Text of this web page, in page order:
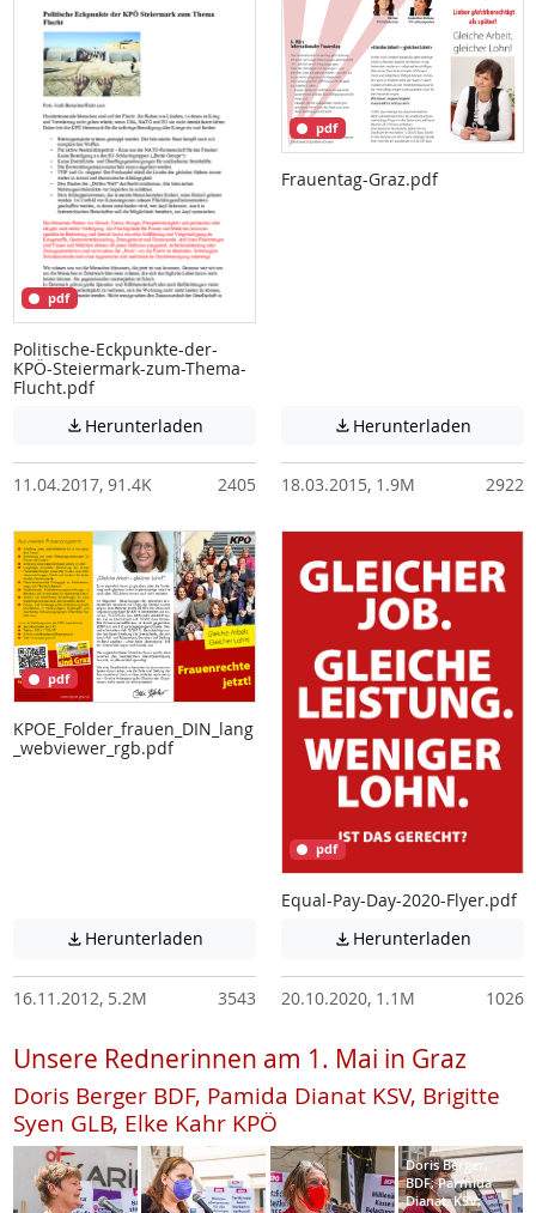
pdf
Politische-Eckpunkte-der-
KPÖ-Steiermark-zum-Thema-
Flucht.pdf
 Herunterladen Achtung: Diese Datei enthält unter
11.04.2017, 91.4K 2405
pdf
Frauentag-Graz.pdf
 Herunterladen
18.03.2015, 1.9M 2922
pdf
KPOE_Folder_frauen_DIN_lang
_webviewer_rgb.pdf
 Herunterladen Achtung: Diese Datei enthält unter
16.11.2012, 5.2M 3543
pdf
Equal-Pay-Day-2020-Flyer.pdf
 Herunterladen
20.10.2020, 1.1M 1026
Unsere Rednerinnen am 1. Mai in Graz
Doris Berger BDF, Pamida Dianat KSV, Brigitte
Syen GLB, Elke Kahr KPÖ
Doris Berger,
BDF; Parmida
Dianat, KSV;